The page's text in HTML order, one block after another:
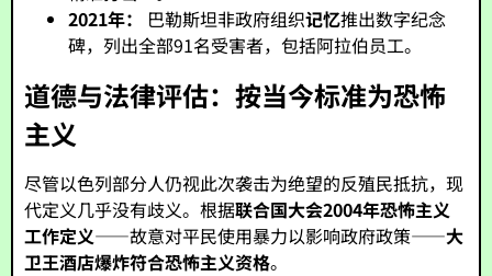
2021年：
巴勒斯坦非政府组织记忆推出数字纪念
碑，列出全部91名受害者，包括阿拉伯员工。
道德与法律评估：按当今标准为恐怖
主义
尽管以色列部分人仍视此次袭击为绝望的反殖民抵抗，现
代定义几乎没有歧义。根据联合国大会2004年恐怖主义
工作定义——故意对平民使用暴力以影响政府政策——大
卫王酒店爆炸符合恐怖主义资格。